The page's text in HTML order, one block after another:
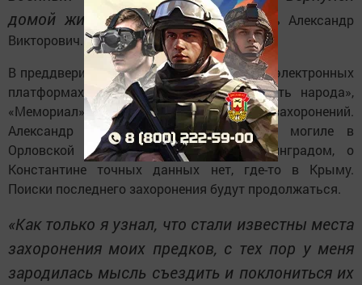
домой живым», - начал рассказывать Александр
Викторович.
В преддверии Дня Победы племянница на электронных
платформах «Бессмертный полк», «Память народа»,
«Мемориал» нашла данные о местах захоронений.
Александр был захоронен в братской могиле в
Орловской области, Николай под Ленинградом, о
Константине точных данных нет, где-то в Крыму.
Поиски последнего захоронения будут продолжаться.
«Как только я узнал, что стали известны места
захоронения моих предков, с тех пор у меня
зародилась мысль съездить и поклониться их